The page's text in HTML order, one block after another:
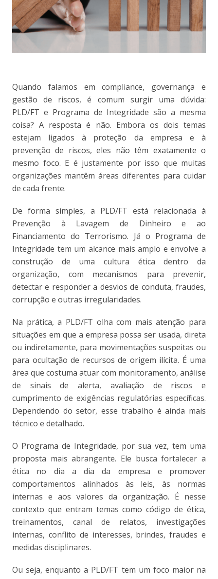
Quando falamos em compliance, governança e
gestão de riscos, é comum surgir uma dúvida:
PLD/FT e Programa de Integridade são a mesma
coisa? A resposta é não. Embora os dois temas
estejam ligados à proteção da empresa e à
prevenção de riscos, eles não têm exatamente o
mesmo foco. E é justamente por isso que muitas
organizações mantêm áreas diferentes para cuidar
de cada frente.
De forma simples, a PLD/FT está relacionada à
Prevenção à Lavagem de Dinheiro e ao
Financiamento do Terrorismo. Já o Programa de
Integridade tem um alcance mais amplo e envolve a
construção de uma cultura ética dentro da
organização, com mecanismos para prevenir,
detectar e responder a desvios de conduta, fraudes,
corrupção e outras irregularidades.
Na prática, a PLD/FT olha com mais atenção para
situações em que a empresa possa ser usada, direta
ou indiretamente, para movimentações suspeitas ou
para ocultação de recursos de origem ilícita. É uma
área que costuma atuar com monitoramento, análise
de sinais de alerta, avaliação de riscos e
cumprimento de exigências regulatórias específicas.
Dependendo do setor, esse trabalho é ainda mais
técnico e detalhado.
O Programa de Integridade, por sua vez, tem uma
proposta mais abrangente. Ele busca fortalecer a
ética no dia a dia da empresa e promover
comportamentos alinhados às leis, às normas
internas e aos valores da organização. É nesse
contexto que entram temas como código de ética,
treinamentos, canal de relatos, investigações
internas, conflito de interesses, brindes, fraudes e
medidas disciplinares.
Ou seja, enquanto a PLD/FT tem um foco maior na